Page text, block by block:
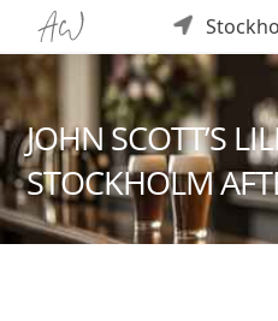
JOHN SCOTT’S
STOCKHOLM